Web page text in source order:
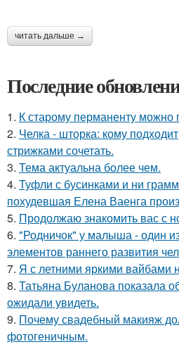
читать дальше →
Последние
1. К старому перманенту можно
2. Челка - шторка: кому
стрижками сочетать.
3. Тема актуальна более чем.
4. Туфли с бусинками и ни
похудевшая Елена Ваенга
5. Продолжаю знакомить вас с
6. "Родничок" у малыша - один
элементов раннего развития
7. Я с летними яркими вайбами
8. Татьяна Буланова показала
ожидали увидеть.
9. Почему свадебный макияж
фотогеничным.